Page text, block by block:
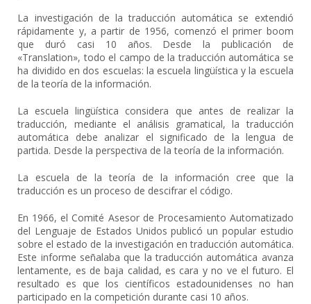
La investigación de la traducción automática se extendió
rápidamente y, a partir de 1956, comenzó el primer boom
que duró casi 10 años. Desde la publicación de
«Translation», todo el campo de la traducción automática se
ha dividido en dos escuelas: la escuela lingüística y la escuela
de la teoría de la información.
La escuela lingüística considera que antes de realizar la
traducción, mediante el análisis gramatical, la traducción
automática debe analizar el significado de la lengua de
partida. Desde la perspectiva de la teoría de la información.
La escuela de la teoría de la información cree que la
traducción es un proceso de descifrar el código.
En 1966, el Comité Asesor de Procesamiento Automatizado
del Lenguaje de Estados Unidos publicó un popular estudio
sobre el estado de la investigación en traducción automática.
Este informe señalaba que la traducción automática avanza
lentamente, es de baja calidad, es cara y no ve el futuro. El
resultado es que los científicos estadounidenses no han
participado en la competición durante casi 10 años.